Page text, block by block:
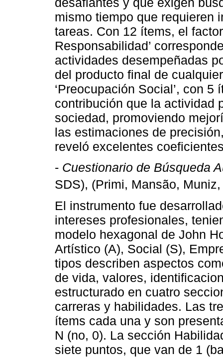
mismo tiempo que requieren
tareas. Con 12 ítems, el
Responsabilidad’
actividades desempeñadas
del producto final de
‘Preocupación Social’, con
contribución que la actividad
sociedad, promoviendo
las estimaciones de
reveló excelentes
- Cuestionario de Búsqueda
SDS), (Primi, Mansão,
El instrumento fue
intereses profesionales,
modelo hexagonal de John
Artístico (A), Social (S),
tipos describen aspectos
de vida, valores,
estructurado en cuatro
carreras y habilidades. Las
ítems cada una y son
N (no, 0). La sección
siete puntos, que van de 1